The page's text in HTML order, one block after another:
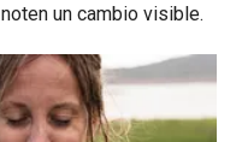
un cambio visible.